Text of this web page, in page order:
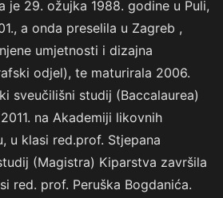
je 29. ožujka 1988. godine u Puli,
a onda preselila u Zagreb ,
umjetnosti i dizajna
odjel), te maturirala 2006.
sveučilišni studij (Baccalaurea)
na Akademiji likovnih
u klasi red.prof. Stjepana
(Magistra) Kiparstva završila
red. prof. Peruška Bogdanića.